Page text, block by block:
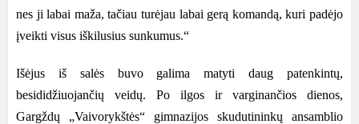
nes ji labai maža, tačiau turėjau labai gerą komandą, kuri padėjo
įveikti visus iškilusius sunkumus.“
Išėjus iš salės buvo galima matyti daug patenkintų,
besididžiuojančių veidų. Po ilgos ir varginančios dienos,
Gargždų „Vaivorykštės“ gimnazijos skudutininkų ansamblio